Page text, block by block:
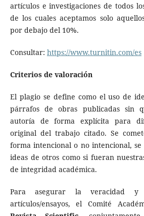
artículos e investigaciones de todos
de los cuales aceptamos solo
por debajo del 10%.
Consultar: https://www.turnitin.com/es
Criterios de valoración
El plagio se define como el uso de
párrafos de obras publicadas sin
autoría de forma explícita para
original del trabajo citado. Se
forma intencional o no intencional,
ideas de otros como si fueran
de integridad académica.
Para asegurar la veracidad
artículos/ensayos, el Comité